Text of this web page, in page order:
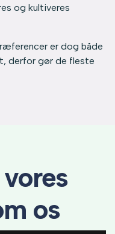
og kultiveres
er dog både
derfor gør de fleste
os